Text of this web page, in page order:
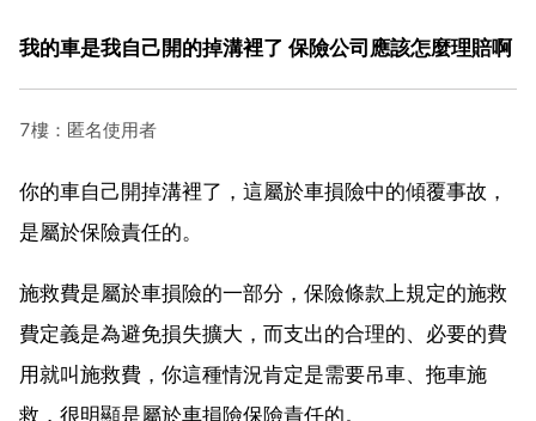
我的車是我自己開的掉溝裡了 保險公司應該怎麼理賠啊
7樓：匿名使用者
你的車自己開掉溝裡了，這屬於車損險中的傾覆事故，
是屬於保險責任的。
施救費是屬於車損險的一部分，保險條款上規定的施救
費定義是為避免損失擴大，而支出的合理的、必要的費
用就叫施救費，你這種情況肯定是需要吊車、拖車施
救，很明顯是屬於車損險保險責任的。